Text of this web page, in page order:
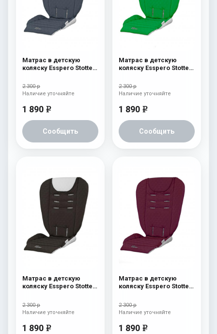
Матрас в детскую
коляску Esspero Stotte
2 300 р
1 890 e
Сообщить
Наличие уточняйте
Матрас в детскую
коляску Esspero Stotte
2 300 р
1 890 e
Сообщить
Наличие уточняйте
Матрас в детскую
коляску Esspero Stotte
2 300 р
1 890 e
Наличие уточняйте
Матрас в детскую
коляску Esspero Stotte
2 300 р
1 890 e
Наличие уточняйте